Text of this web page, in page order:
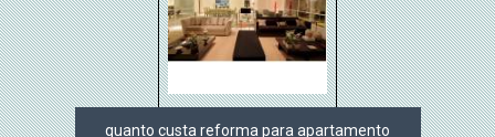
quanto custa reforma para apartamento